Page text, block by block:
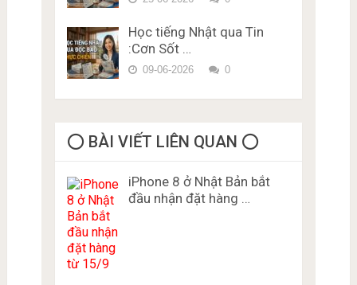
Học tiếng Nhật qua Tin
:Cơn Sốt …
09-06-2026 0
⭕️ BÀI VIẾT LIÊN QUAN ⭕️
iPhone 8 ở Nhật Bản bắt
đầu nhận đặt hàng …